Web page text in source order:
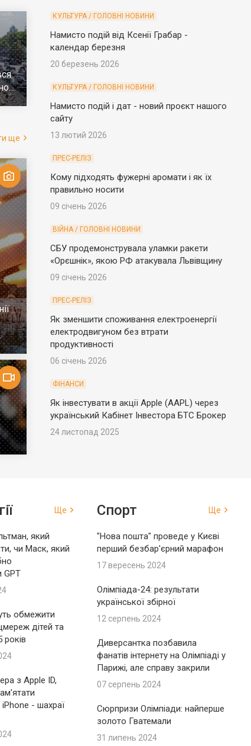
ще
КУЛЬТУРА / ГОЛОВНІ НОВИНИ
Намисто подій від Ксенії Грабар -
календар березня
20 березень 2026
КУЛЬТУРА / ГОЛОВНІ НОВИНИ
Намисто подій і дат - новий проєкт нашого
сайту
13 лютий 2026
ПРЕС-РЕЛІЗ
Кому підходять фужерні аромати і як їх
правильно носити
09 січень 2026
ВІЙНА / ГОЛОВНІ НОВИНИ
СБУ продемонструвала уламки ракети
«Орєшнік», якою РФ атакувала Львівщину
09 січень 2026
ПРЕС-РЕЛІЗ
Як зменшити споживання електроенергії
електродвигуном без втрати
продуктивності
06 січень 2026
ФІНАНСИ
Як інвестувати в акції Apple (AAPL) через
український Кабінет Інвестора БТС Брокер
24 листопад 2025
Ще
який
чи Маск, який
GPT
обмежити
дітей та
років
з Apple ID,
- шахраї
Спорт Ще
"Нова пошта" проведе у Києві
перший безбар'єрний марафон
17 вересень 2024
Олімпіада-24: результати
української збірної
12 серпень 2024
Диверсантка позбавила
фанатів інтернету на Олімпіаді у
Парижі, але справу закрили
07 серпень 2024
Сюрпризи Олімпіади: найперше
золото Гватемали
31 липень 2024